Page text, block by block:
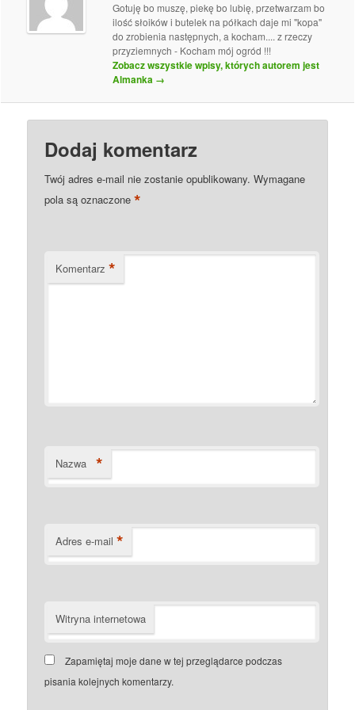
Gotuję bo muszę, piekę bo lubię, przetwarzam bo
ilość słoików i butelek na półkach daje mi "kopa"
do zrobienia następnych, a kocham.... z rzeczy
przyziemnych - Kocham mój ogród !!!
Zobacz wszystkie wpisy, których autorem jest
Almanka →
Dodaj komentarz
Twój adres e-mail nie zostanie opublikowany. Wymagane
pola są oznaczone*
Komentarz *
Nazwa *
Adres e-mail *
Witryna internetowa
Zapamiętaj moje dane w tej przeglądarce podczas
pisania kolejnych komentarzy.